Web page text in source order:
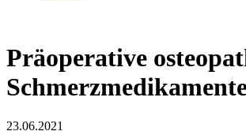
Präoperative
23.06.2021